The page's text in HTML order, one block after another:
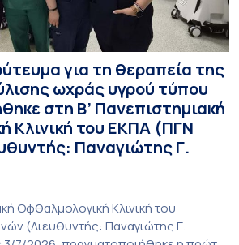
για τη θεραπεία της
ωχράς υγρού τύπου
στη Β’ Πανεπιστημιακή
Κλινική του ΕΚΠΑ (ΠΓΝ
Παναγιώτης Γ.
Οφθαλμολογική Κλινική του
(Διευθυντής: Παναγιώτης Γ.